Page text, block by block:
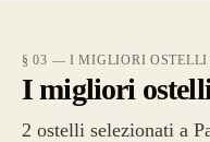
§ 03 — I MIGLIORI OSTELLI
I migliori
2 ostelli selezionati a